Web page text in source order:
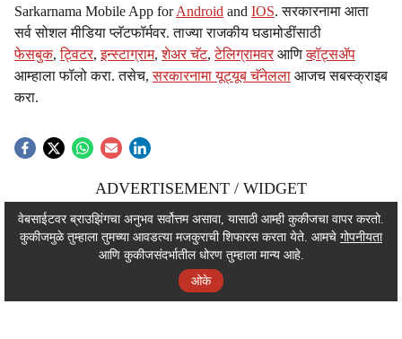
Sarkarnama Mobile App forAndroid and IOS. सरकारनामा आता
सर्व सोशल मीडिया प्लॅटफॉर्मवर. ताज्या राजकीय घडामोडींसाठी
फेसबुक,ट्विटर,इन्स्टाग्राम,शेअर चॅट,टेलिग्रामवर आणिव्हॉट्सॲप
आम्हाला फॉलो करा. तसेच,सरकारनामा यूट्यूब चॅनेलला आजच सबस्क्राइब
करा.
ADVERTISEMENT / WIDGET
ADVERTISEMENT / WIDGET
ADVERTISEMENT / WIDGET
वेबसाईटवर ब्राउझिंगचा अनुभव सर्वोत्तम असावा, यासाठी आम्ही कुकीजचा वापर करतो.
कुकीजमुळे तुम्हाला तुमच्या आवडत्या मजकुराची शिफारस करता येते. आमचे गोपनीयता
आणि कुकीजसंदर्भातील धोरण तुम्हाला मान्य आहे.
ओके